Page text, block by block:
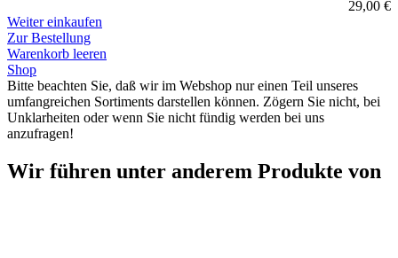
29,00 €
Weiter einkaufen
Zur Bestellung
Warenkorb leeren
Shop
Bitte beachten Sie, daß wir im Webshop nur einen Teil unseres
umfangreichen Sortiments darstellen können. Zögern Sie nicht, bei
Unklarheiten oder wenn Sie nicht fündig werden bei uns
anzufragen!
Wir führen unter anderem Produkte von